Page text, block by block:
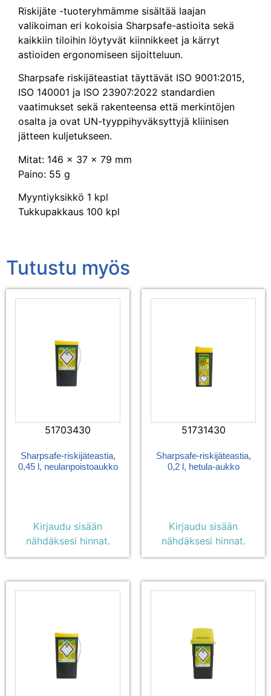
Riskijäte -tuoteryhmämme sisältää laajan
valikoiman eri kokoisia Sharpsafe-astioita sekä
kaikkiin tiloihin löytyvät kiinnikkeet ja kärryt
astioiden ergonomiseen sijoitteluun.
Sharpsafe riskijäteastiat täyttävät ISO 9001:2015,
ISO 140001 ja ISO 23907:2022 standardien
vaatimukset sekä rakenteensa että merkintöjen
osalta ja ovat UN-tyyppihyväksyttyjä kliinisen
jätteen kuljetukseen.
Mitat: 146 x 37 x 79 mm
Paino: 55 g
Myyntiyksikkö 1 kpl
Tukkupakkaus 100 kpl
Tutustu myös
51703430
Sharpsafe-riskijäteastia,
0,45 l, neulanpoistoaukko
Kirjaudu sisään
nähdäksesi hinnat.
51731430
Sharpsafe-riskijäteastia,
0,2 l, hetula-aukko
Kirjaudu sisään
nähdäksesi hinnat.